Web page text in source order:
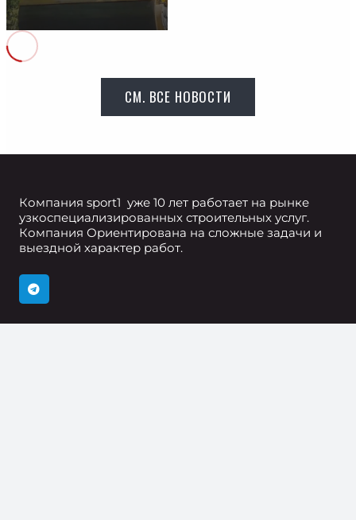
СМ. ВСЕ НОВОСТИ
Компания sport1 уже 10 лет работает на рынке
узкоспециализированных строительных услуг.
Компания Ориентирована на сложные задачи и
выездной характер работ.